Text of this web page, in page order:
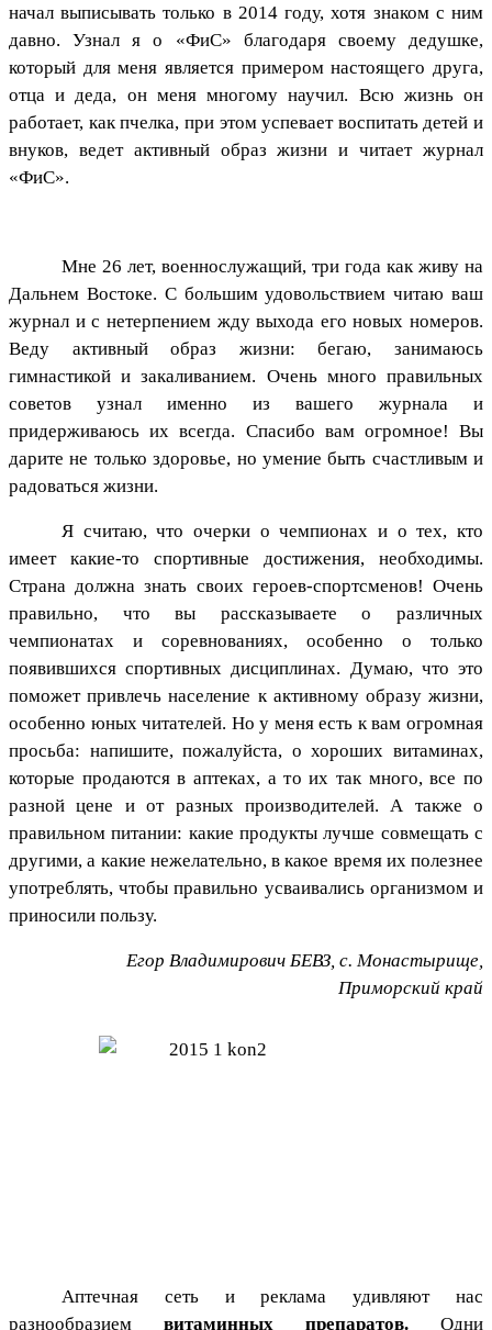
начал выписывать только в 2014 году, хотя знаком с ним
давно. Узнал я о «ФиС» благодаря своему дедушке,
который для меня является примером настоящего друга,
отца и деда, он меня многому научил. Всю жизнь он
работает, как пчелка, при этом успевает воспитать детей и
внуков, ведет активный образ жизни и читает журнал
«ФиС».
Мне 26 лет, военнослужащий, три года как живу на
Дальнем Востоке. С большим удовольствием читаю ваш
журнал и с нетерпением жду выхода его новых номеров.
Веду активный образ жизни: бегаю, занимаюсь
гимнастикой и закаливанием. Очень много правильных
советов узнал именно из вашего журнала и
придерживаюсь их всегда. Спасибо вам огромное! Вы
дарите не только здоровье, но умение быть счастливым и
радоваться жизни.
Я считаю, что очерки о чемпионах и о тех, кто
имеет какие-то спортивные достижения, необходимы.
Страна должна знать своих героев-спортсменов! Очень
правильно, что вы рассказываете о различных
чемпионатах и соревнованиях, особенно о только
появившихся спортивных дисциплинах. Думаю, что это
поможет привлечь население к активному образу жизни,
особенно юных читателей. Но у меня есть к вам огромная
просьба: напишите, пожалуйста, о хороших витаминах,
которые продаются в аптеках, а то их так много, все по
разной цене и от разных производителей. А также о
правильном питании: какие продукты лучше совмещать с
другими, а какие нежелательно, в какое время их полезнее
употреблять, чтобы правильно усваивались организмом и
приносили пользу.
Егор Владимирович БЕВЗ, с. Монастырище,
Приморский край
Аптечная сеть и реклама удивляют нас
разнообразием витаминных препаратов. Одни